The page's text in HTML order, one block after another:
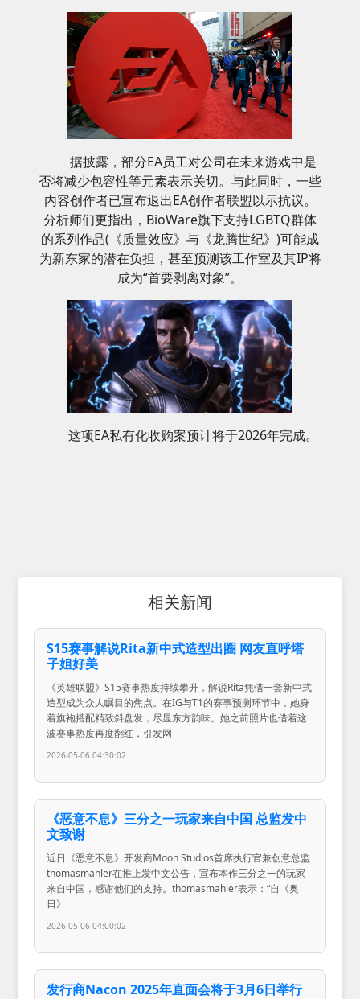
据披露，部分EA员工对公司在未来游戏中是
否将减少包容性等元素表示关切。与此同时，一些
内容创作者已宣布退出EA创作者联盟以示抗议。
分析师们更指出，BioWare旗下支持LGBTQ群体
的系列作品(《质量效应》与《龙腾世纪》)可能成
为新东家的潜在负担，甚至预测该工作室及其IP将
成为“首要剥离对象”。
这项EA私有化收购案预计将于2026年完成。
相关新闻
S15赛事解说Rita新中式造型出圈 网友直呼塔
子姐好美
《英雄联盟》S15赛事热度持续攀升，解说Rita凭借一套新中式
造型成为众人瞩目的焦点。在IG与T1的赛事预测环节中，她身
着旗袍搭配精致斜盘发，尽显东方韵味。她之前照片也借着这
波赛事热度再度翻红，引发网
2026-05-06 04:30:02
《恶意不息》三分之一玩家来自中国 总监发中
文致谢
近日《恶意不息》开发商Moon Studios首席执行官兼创意总监
thomasmahler在推上发中文公告，宣布本作三分之一的玩家
来自中国，感谢他们的支持。thomasmahler表示：“自《奥
日》
2026-05-06 04:00:02
发行商Nacon 2025年直面会将于3月6日举行